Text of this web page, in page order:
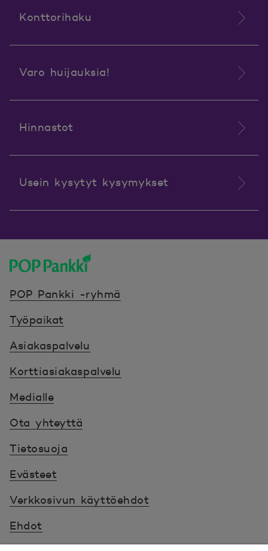
Konttorihaku
Varo huijauksia!
Hinnastot
Usein kysytyt kysymykset
POP Pankki -ryhmä
Työpaikat
Asiakaspalvelu
Korttiasiakaspalvelu
Medialle
Ota yhteyttä
Tietosuoja
Evästeet
Verkkosivun käyttöehdot
Ehdot